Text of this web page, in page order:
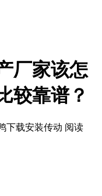
厂家该怎
较靠谱？
下载安装传动 阅读